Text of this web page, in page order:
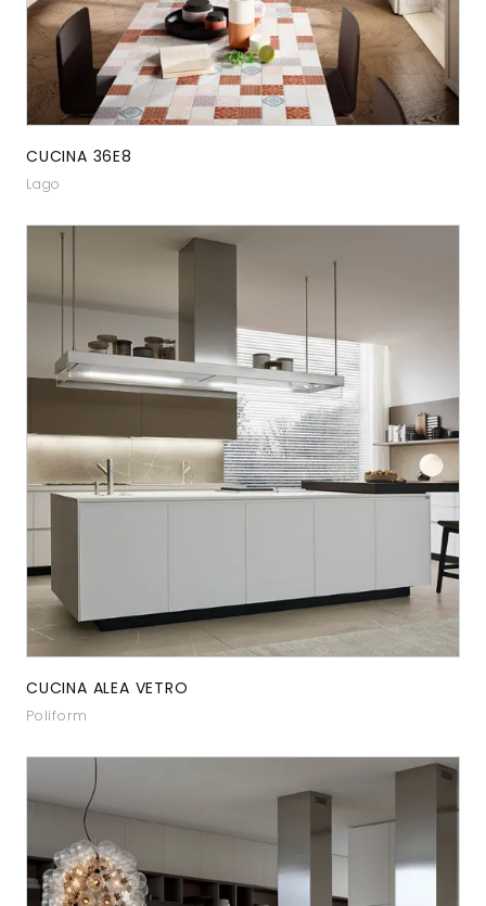
CUCINA 36E8
Lago
CUCINA ALEA VETRO
Poliform